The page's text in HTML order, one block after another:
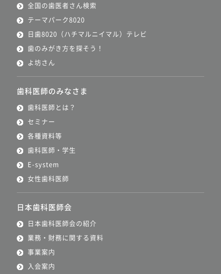
全国の歯医者さん検索
テーマパーク8020
日歯8020（ハチマルニイマル）テレビ
歯のみがき方を探そう！
よ坊さん
歯科医師のみなさま
歯科医師とは？
セミナー
各種資料等
歯科医師・学生
E-system
女性歯科医師
日本歯科医師会
日本歯科医師会の紹介
業務・財務に関する資料
事業案内
入会案内